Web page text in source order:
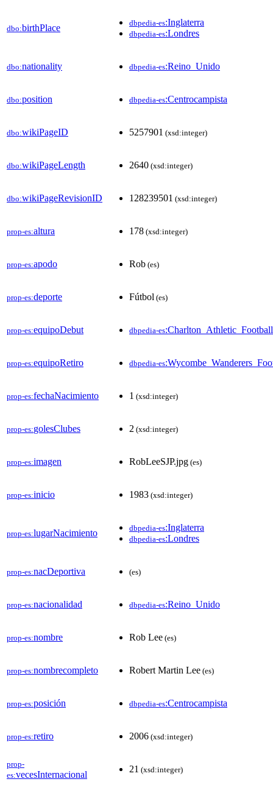
dbo:birthPlace dbpedia-es:Inglaterra
dbpedia-es:Londres
dbo:nationality dbpedia-es:Reino_Unido
dbo:position dbpedia-es:Centrocampista
dbo:wikiPageID 5257901 (xsd:integer)
dbo:wikiPageLength 2640 (xsd:integer)
dbo:wikiPageRevisionID 128239501 (xsd:integer)
prop-es:altura 178 (xsd:integer)
prop-es:apodo Rob (es)
prop-es:deporte Fútbol (es)
prop-es:equipoDebut dbpedia-es
prop-es:equipoRetiro dbpedia-es
prop-es:fechaNacimiento 1 (xsd:integer)
prop-es:golesClubes 2 (xsd:integer)
prop-es:imagen RobLeeSJP.jpg (es)
prop-es:inicio 1983 (xsd:integer)
prop-es:lugarNacimiento dbpedia-es:Inglaterra
dbpedia-es:Londres
prop-es:nacDeportiva (es)
prop-es:nacionalidad dbpedia-es:Reino_Unido
prop-es:nombre Rob Lee (es)
prop-es:nombrecompleto Robert Martin Lee (es)
prop-es:posición dbpedia-es:Centrocampista
prop-es:retiro 2006 (xsd:integer)
prop-
es:vecesInternacional
21 (xsd:integer)